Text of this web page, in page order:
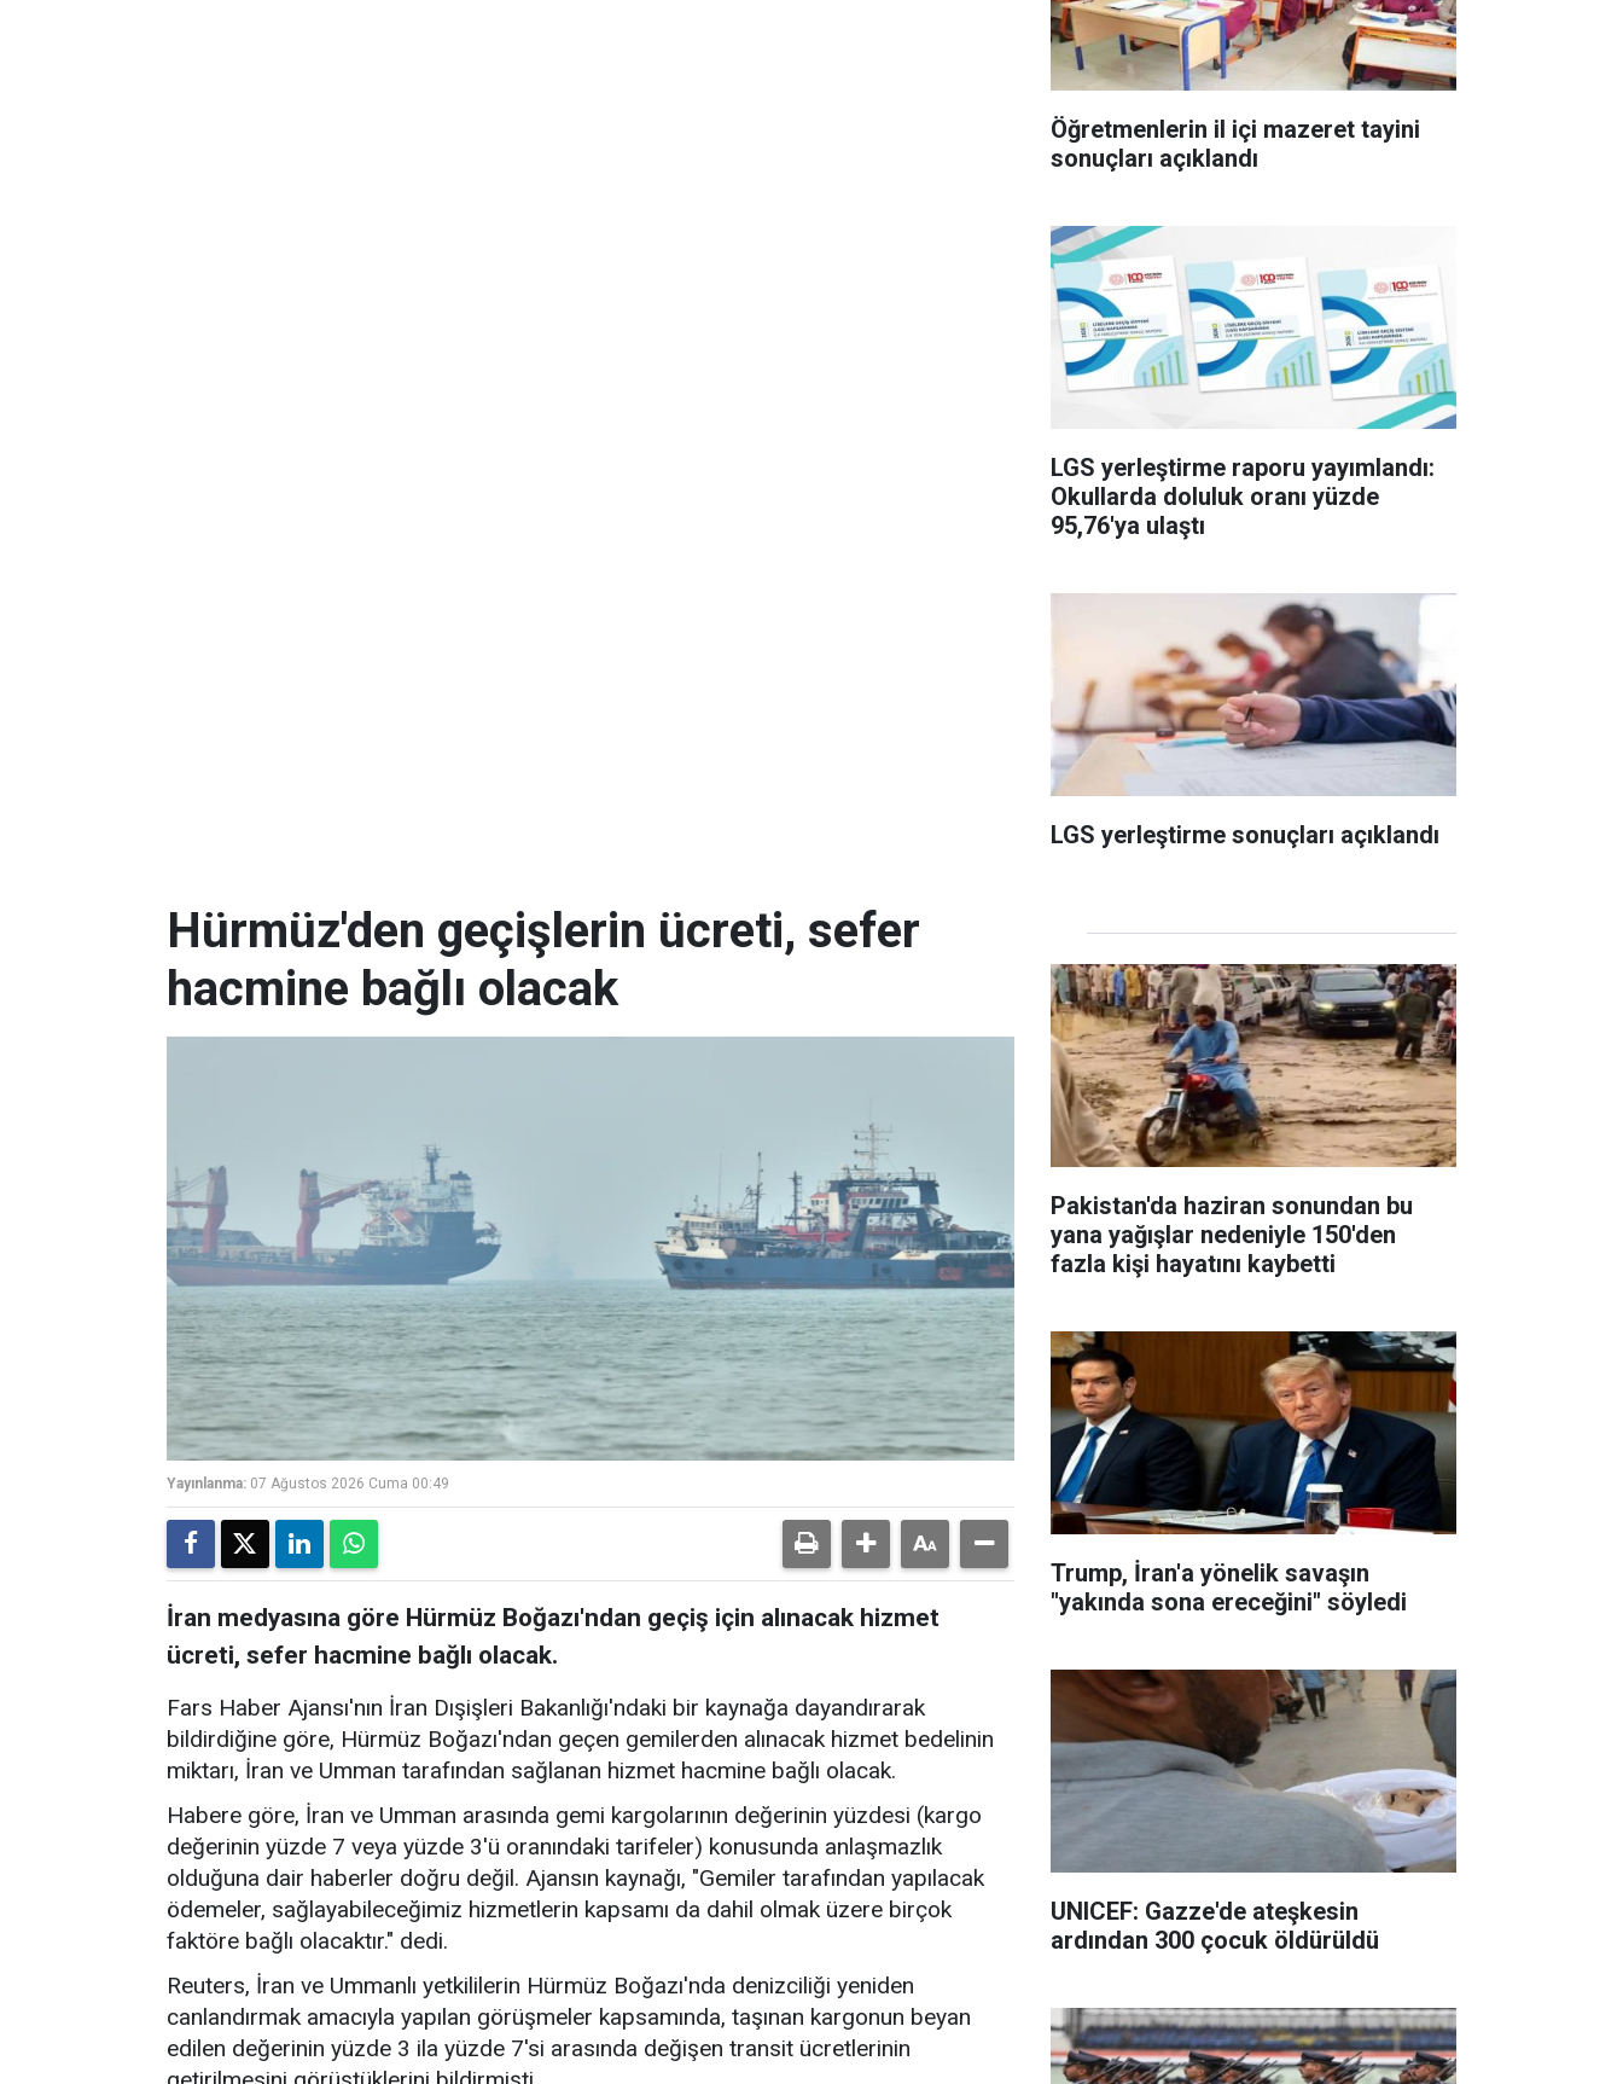
Öğretmenlerin il içi mazeret tayini
sonuçları açıklandı
LGS yerleştirme raporu yayımlandı:
Okullarda doluluk oranı yüzde
95,76'ya ulaştı
LGS yerleştirme sonuçları açıklandı
Hürmüz'den geçişlerin ücreti, sefer
hacmine bağlı olacak
Yayınlanma: 07 Ağustos 2026 Cuma 00:49
İran medyasına göre Hürmüz Boğazı'ndan geçiş için alınacak hizmet
ücreti, sefer hacmine bağlı olacak.
Fars Haber Ajansı'nın İran Dışişleri Bakanlığı'ndaki bir kaynağa dayandırarak
bildirdiğine göre, Hürmüz Boğazı'ndan geçen gemilerden alınacak hizmet bedelinin
miktarı, İran ve Umman tarafından sağlanan hizmet hacmine bağlı olacak.
Habere göre, İran ve Umman arasında gemi kargolarının değerinin yüzdesi (kargo
değerinin yüzde 7 veya yüzde 3'ü oranındaki tarifeler) konusunda anlaşmazlık
olduğuna dair haberler doğru değil. Ajansın kaynağı, "Gemiler tarafından yapılacak
ödemeler, sağlayabileceğimiz hizmetlerin kapsamı da dahil olmak üzere birçok
faktöre bağlı olacaktır." dedi.
Reuters, İran ve Ummanlı yetkililerin Hürmüz Boğazı'nda denizciliği yeniden
canlandırmak amacıyla yapılan görüşmeler kapsamında, taşınan kargonun beyan
edilen değerinin yüzde 3 ila yüzde 7'si arasında değişen transit ücretlerinin
Pakistan'da haziran sonundan bu
yana yağışlar nedeniyle 150'den
fazla kişi hayatını kaybetti
Trump, İran'a yönelik savaşın
"yakında sona ereceğini" söyledi
UNICEF: Gazze'de ateşkesin
ardından 300 çocuk öldürüldü